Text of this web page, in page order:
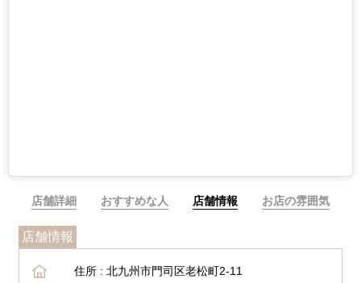
店舗詳細 おすすめな人 店舗情報 お店の雰囲気
店舗情報
住所 : 北九州市門司区老松町2-11